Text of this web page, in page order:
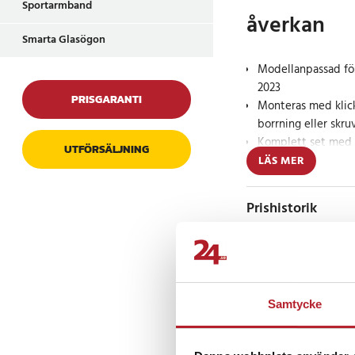
Samtycke
Sportarmband
Smarta Glasögon
PRISGARANTI
UTFÖRSÄLJNING
åverkan
Modellanpassad
2023
Monteras med
borrning eller
Komplett set med
justerbar hållare
justerbar
springor eller
utan att skada bilens
LÄS MER
Prishistorik
Recensioner